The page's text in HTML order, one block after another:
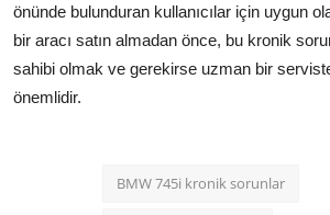
önünde bulunduran kullanıcılar için uygun
bir aracı satın almadan önce, bu kronik
sahibi olmak ve gerekirse uzman bir
önemlidir.
BMW 745i kronik sorunlar